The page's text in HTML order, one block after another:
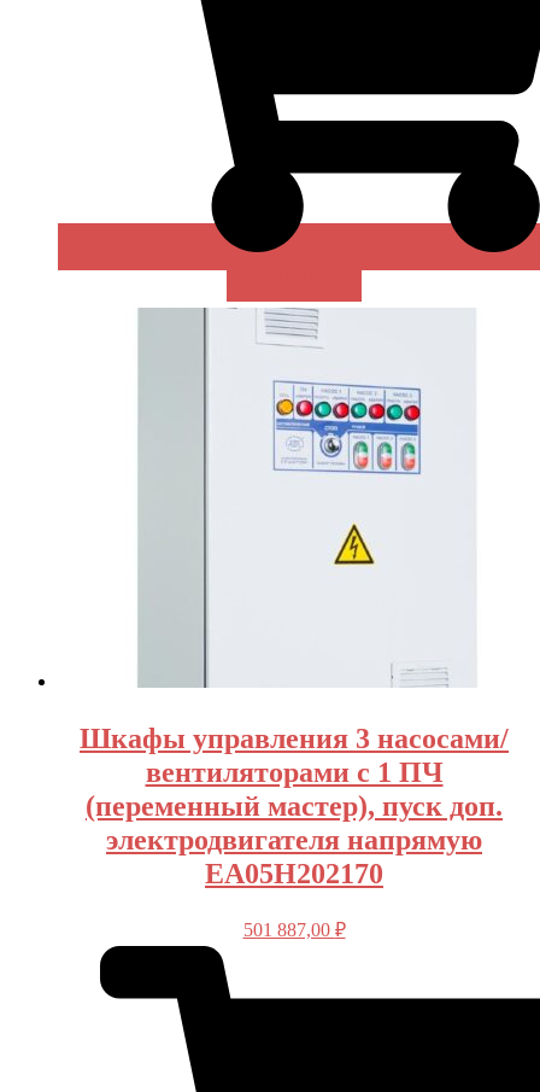
Шкафы управления 3 насосами/
вентиляторами с 1 ПЧ
(переменный мастер), пуск доп.
электродвигателя напрямую
EA05H202170
501 887,00 ₽